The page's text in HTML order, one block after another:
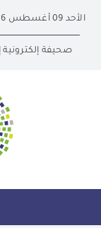
content
الأحد 09 أغسطس 2026
صحيفة إلكترونية